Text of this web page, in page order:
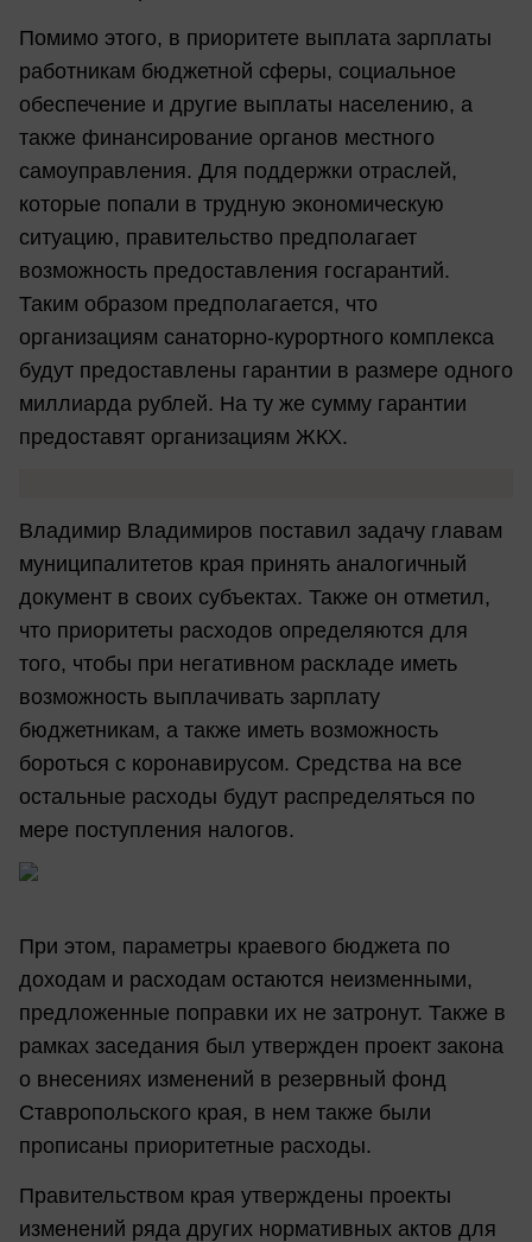
Помимо этого, в приоритете выплата зарплаты
работникам бюджетной сферы, социальное
обеспечение и другие выплаты населению, а
также финансирование органов местного
самоуправления. Для поддержки отраслей,
которые попали в трудную экономическую
ситуацию, правительство предполагает
возможность предоставления госгарантий.
Таким образом предполагается, что
организациям санаторно-курортного комплекса
будут предоставлены гарантии в размере одного
миллиарда рублей. На ту же сумму гарантии
предоставят организациям ЖКХ.
Владимир Владимиров поставил задачу главам
муниципалитетов края принять аналогичный
документ в своих субъектах. Также он отметил,
что приоритеты расходов определяются для
того, чтобы при негативном раскладе иметь
возможность выплачивать зарплату
бюджетникам, а также иметь возможность
бороться с коронавирусом. Средства на все
остальные расходы будут распределяться по
мере поступления налогов.
При этом, параметры краевого бюджета по
доходам и расходам остаются неизменными,
предложенные поправки их не затронут. Также в
рамках заседания был утвержден проект закона
о внесениях изменений в резервный фонд
Ставропольского края, в нем также были
прописаны приоритетные расходы.
Правительством края утверждены проекты
изменений ряда других нормативных актов для